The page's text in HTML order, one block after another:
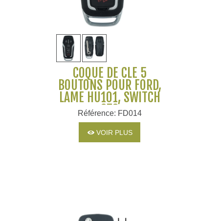
COQUE DE CLÉ 5
BOUTONS POUR FORD,
LAME HU101, SWITCH
ST3
Référence: FD014
VOIR PLUS